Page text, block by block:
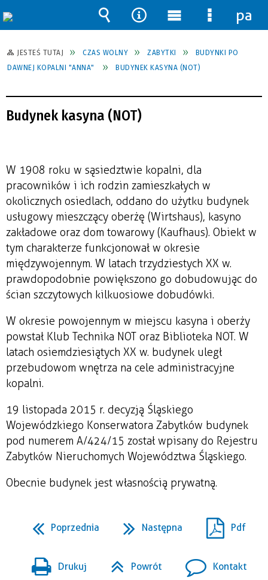
JESTEŚ TUTAJ CZAS WOLNY ZABYTKI
BUDYNKI PO
DAWNEJ KOPALNI "ANNA"
BUDYNEK KASYNA (NOT)
Budynek kasyna (NOT)
W 1908 roku w sąsiedztwie kopalni, dla
pracowników i ich rodzin zamieszkałych w
okolicznych osiedlach, oddano do użytku budynek
usługowy mieszczący oberżę (Wirtshaus), kasyno
zakładowe oraz dom towarowy (Kaufhaus). Obiekt w
tym charakterze funkcjonował w okresie
międzywojennym. W latach trzydziestych XX w.
prawdopodobnie powiększono go dobudowując do
ścian szczytowych kilkuosiowe dobudówki.
W okresie powojennym w miejscu kasyna i oberży
powstał Klub Technika NOT oraz Biblioteka NOT. W
latach osiemdziesiątych XX w. budynek uległ
przebudowom wnętrza na cele administracyjne
kopalni.
19 listopada 2015 r. decyzją Śląskiego
Wojewódzkiego Konserwatora Zabytków budynek
pod numerem A/424/15 został wpisany do Rejestru
Zabytków Nieruchomych Województwa Śląskiego.
Obecnie budynek jest własnością prywatną.
Poprzednia Następna Pdf
Drukuj Powrót Kontakt
Wyszukiwarka
Narzędzia
Menu
główne
Menu